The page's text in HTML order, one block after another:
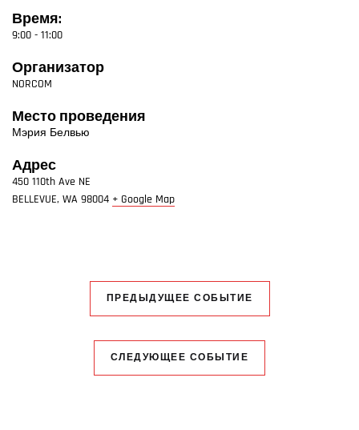
Время:
9:00 - 11:00
Организатор
NORCOM
Место проведения
Мэрия Белвью
Адрес
450 110th Ave NE
BELLEVUE, WA 98004 + Google Map
ПРЕДЫДУЩЕЕ СОБЫТИЕ
СЛЕДУЮЩЕЕ СОБЫТИЕ